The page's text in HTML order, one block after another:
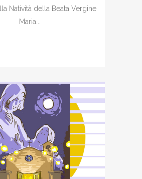
Natività della Beata Vergine
Maria...